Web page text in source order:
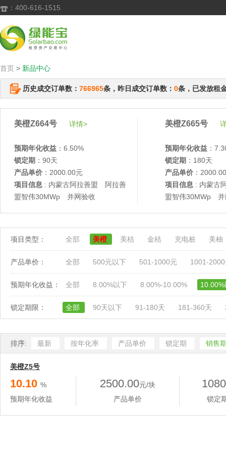
 ：400-616-1515
首页 > 新品中心
历史成交订单数： 766965条，昨日成交订单数： 0条，已发放租
美橙Z664号 详情>
预期年化收益 ：6.50%
锁定期 ：90天
产品单价 ：2000.00元
项目信息 : 内蒙古阿拉善盟 阿拉善
盟智伟30MWp 并网验收
美橙Z665号
预期年化收益 ：
锁定期 ：180天
产品单价 ：
项目信息 : 内蒙古
盟智伟30MWp 并
项目类型： 全部 美橙 美桔 金桔 充电桩 美柚
产品单价： 全部 500元以下 501-1000元 1001-
预期年化收益： 全部 8.00%以下 8.00%-10.00%
锁定期限： 全部 90天以下 91-180天 181-360天
排序: 最新 按年化率 产品单价 锁定期 销售
美橙Z5号
10.10 %
预期年化收益
2500.00元/块
产品单价
1080
锁定